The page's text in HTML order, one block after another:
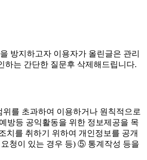
방지하고자 이용자가 올린글은 관리
하는 간단한 질문후 삭제해드립니다.
를 초과하여 이용하거나 원칙적으로
방등 공익활동을 위한 정보제공을 목
치를 취하기 위하여 개인정보를 공개
청이 있는 경우 등) ⑤ 통계작성 등을